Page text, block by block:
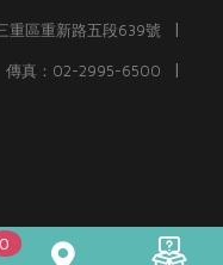
重區重新路五段639號 |
傳真：02-2995-6500 |
0